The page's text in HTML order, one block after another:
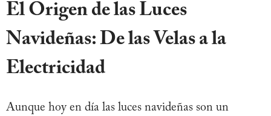
El Origen de las Luces
Navideñas: De las Velas a la
Electricidad
Aunque hoy en día las luces navideñas son un